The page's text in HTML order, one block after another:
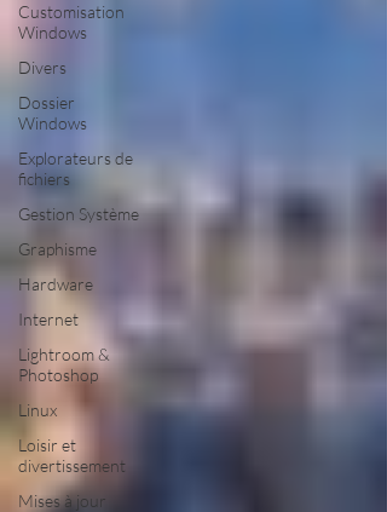
Customisation
Windows
Divers
Dossier
Windows
Explorateurs de
fichiers
Gestion Système
Graphisme
Hardware
Internet
Lightroom &
Photoshop
Linux
Loisir et
divertissement
Mises à jour